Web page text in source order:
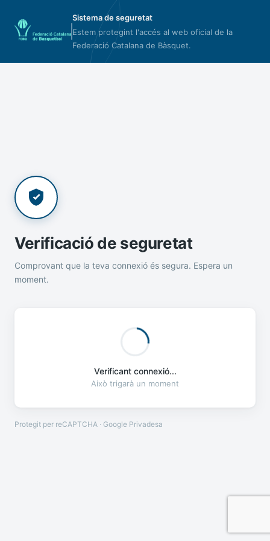
Sistema de seguretat
Estem protegint l'accés al web oficial de la
Federació Catalana de Bàsquet.
Verificació de seguretat
Comprovant que la teva connexió és segura. Espera un
moment.
Verificant connexió...
Això trigarà un moment
Protegit per reCAPTCHA · Google Privadesa